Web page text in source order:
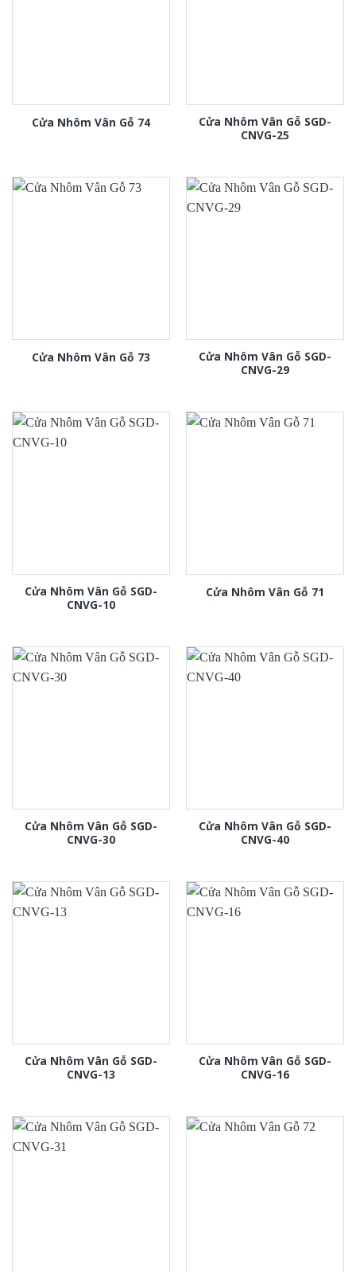
Cửa Nhôm Vân Gỗ 74
Cửa Nhôm Vân Gỗ SGD-
CNVG-25
Cửa Nhôm Vân Gỗ 73
Cửa Nhôm Vân Gỗ SGD-
CNVG-29
Cửa Nhôm Vân Gỗ SGD-
CNVG-10
Cửa Nhôm Vân Gỗ 71
Cửa Nhôm Vân Gỗ SGD-
CNVG-30
Cửa Nhôm Vân Gỗ SGD-
CNVG-40
Cửa Nhôm Vân Gỗ SGD-
CNVG-13
Cửa Nhôm Vân Gỗ SGD-
CNVG-16